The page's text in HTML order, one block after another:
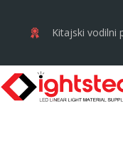
Kitajski vodilni